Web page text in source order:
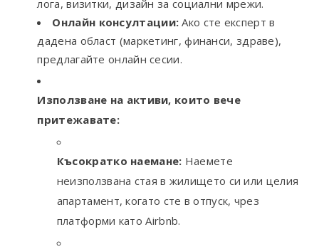
лога, визитки, дизайн за социални мрежи.
Онлайн консултации: Ако сте експерт в
дадена област (маркетинг, финанси, здраве),
предлагайте онлайн сесии.
Използване на активи, които вече
притежавате:
Късократко наемане: Наемете
неизползвана стая в жилището си или целия
апартамент, когато сте в отпуск, чрез
платформи като Airbnb.